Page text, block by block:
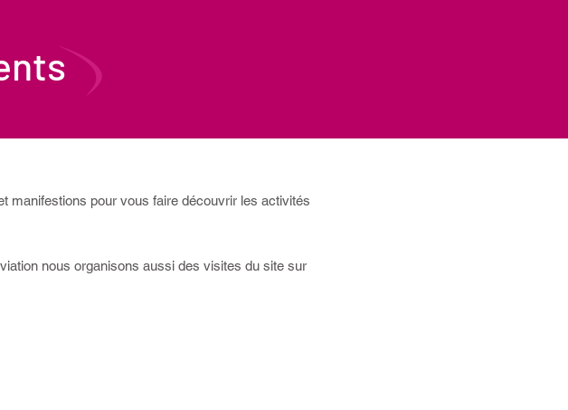
manifestions pour vous faire découvrir les activités
nous organisons aussi des visites du site sur